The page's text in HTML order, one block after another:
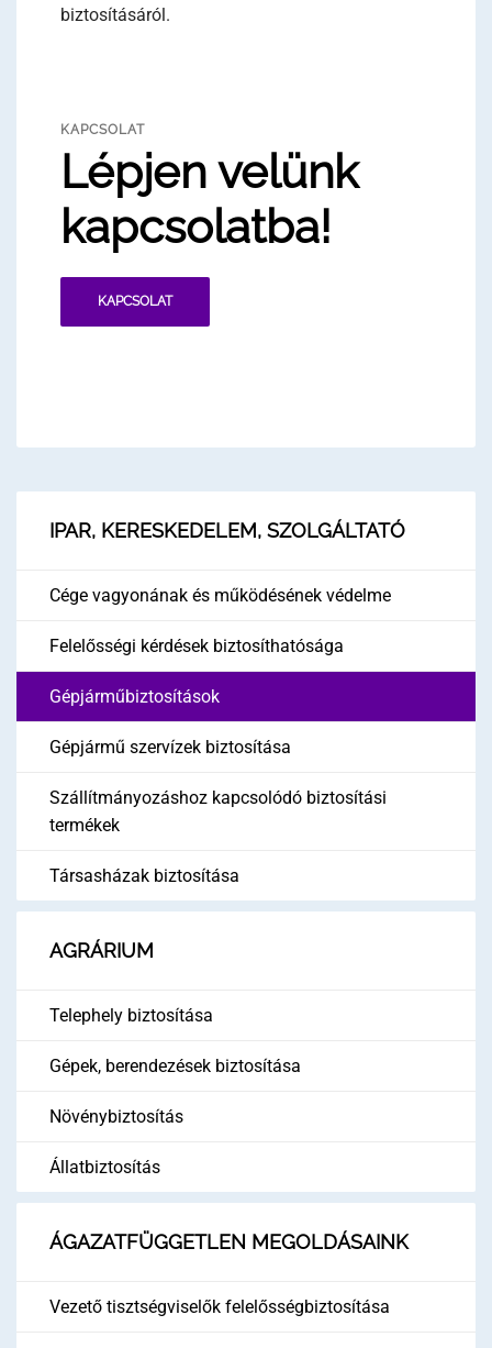
biztosításáról.
KAPCSOLAT
Lépjen velünk
kapcsolatba!
KAPCSOLAT
IPAR, KERESKEDELEM, SZOLGÁLTATÓ
Cége vagyonának és működésének védelme
Felelősségi kérdések biztosíthatósága
Gépjárműbiztosítások
Gépjármű szervízek biztosítása
Szállítmányozáshoz kapcsolódó biztosítási
termékek
Társasházak biztosítása
AGRÁRIUM
Telephely biztosítása
Gépek, berendezések biztosítása
Növénybiztosítás
Állatbiztosítás
ÁGAZATFÜGGETLEN MEGOLDÁSAINK
Vezető tisztségviselők felelősségbiztosítása